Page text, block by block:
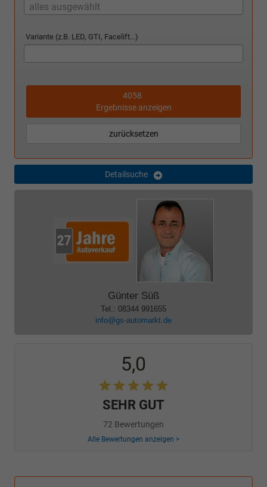
alles ausgewählt
Variante (z.B. LED, GTI, Facelift...)
4058
Ergebnisse anzeigen
zurücksetzen
Detailsuche
Günter Süß
Tel.: 08344 991655
info@gs-automarkt.de
5,0
SEHR GUT
72 Bewertungen
Alle Bewertungen anzeigen >